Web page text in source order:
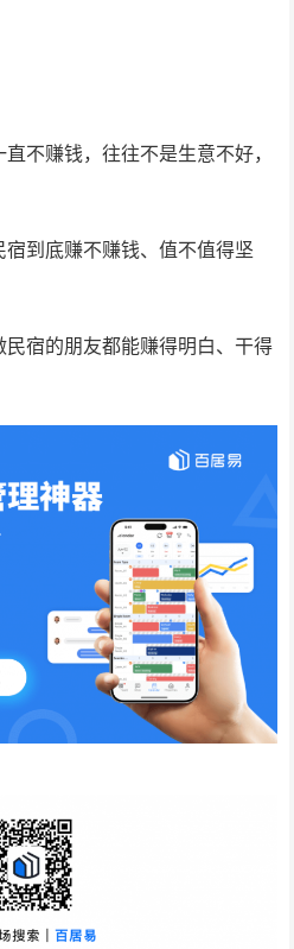
不赚钱，往往不是生意不好，
到底赚不赚钱、值不值得坚
宿的朋友都能赚得明白、干得